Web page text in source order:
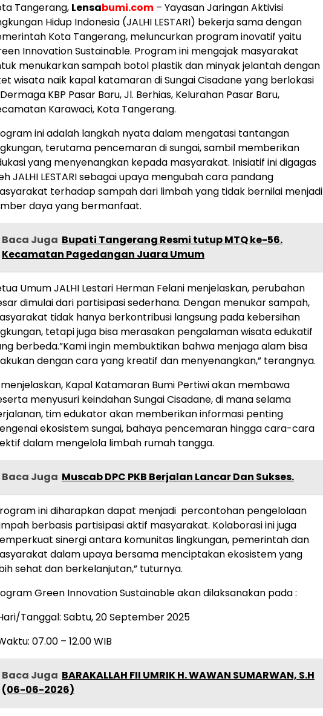
Tangerang, Lensabumi.com – Yayasan Jaringan Aktivisi
Hidup Indonesia (JALHI LESTARI) bekerja sama dengan
Kota Tangerang, meluncurkan program inovatif yaitu
Innovation Sustainable. Program ini mengajak masyarakat
menukarkan sampah botol plastik dan minyak jelantah dengan
wisata naik kapal katamaran di Sungai Cisadane yang berlokasi
KBP Pasar Baru, Jl. Berhias, Kelurahan Pasar Baru,
Karawaci, Kota Tangerang.
ini adalah langkah nyata dalam mengatasi tantangan
terutama pencemaran di sungai, sambil memberikan
yang menyenangkan kepada masyarakat. Inisiatif ini digagas
JALHI LESTARI sebagai upaya mengubah cara pandang
terhadap sampah dari limbah yang tidak bernilai menjadi
daya yang bermanfaat.
Baca Juga Bupati Tangerang Resmi tutup MTQ ke-56.
Kecamatan Pagedangan Juara Umum
Umum JALHI Lestari Herman Felani menjelaskan, perubahan
dimulai dari partisipasi sederhana. Dengan menukar sampah,
tidak hanya berkontribusi langsung pada kebersihan
tetapi juga bisa merasakan pengalaman wisata edukatif
berbeda.”Kami ingin membuktikan bahwa menjaga alam bisa
dengan cara yang kreatif dan menyenangkan,” terangnya.
Kapal Katamaran Bumi Pertiwi akan membawa
menyusuri keindahan Sungai Cisadane, di mana selama
tim edukator akan memberikan informasi penting
ekosistem sungai, bahaya pencemaran hingga cara-cara
dalam mengelola limbah rumah tangga.
Baca Juga Muscab DPC PKB Berjalan Lancar Dan Sukses.
ini diharapkan dapat menjadi percontohan pengelolaan
berbasis partisipasi aktif masyarakat. Kolaborasi ini juga
sinergi antara komunitas lingkungan, pemerintah dan
dalam upaya bersama menciptakan ekosistem yang
sehat dan berkelanjutan,” tuturnya.
Green Innovation Sustainable akan dilaksanakan pada :
Tanggal: Sabtu, 20 September 2025
07.00 – 12.00 WIB
Baca Juga BARAKALLAH FII UMRIK H. WAWAN SUMARWAN, S.H
(06-06-2026)